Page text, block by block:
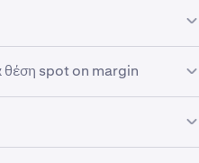
για να κλείσετε μια
σχετικά με τον τρόπο
αυτά τα άρθρα:κλείσιμο μιας
θέση spot on margin
μια εντολή που
αυτήν τη θέση spot
δεν θα ακυρώσει αυτόματα